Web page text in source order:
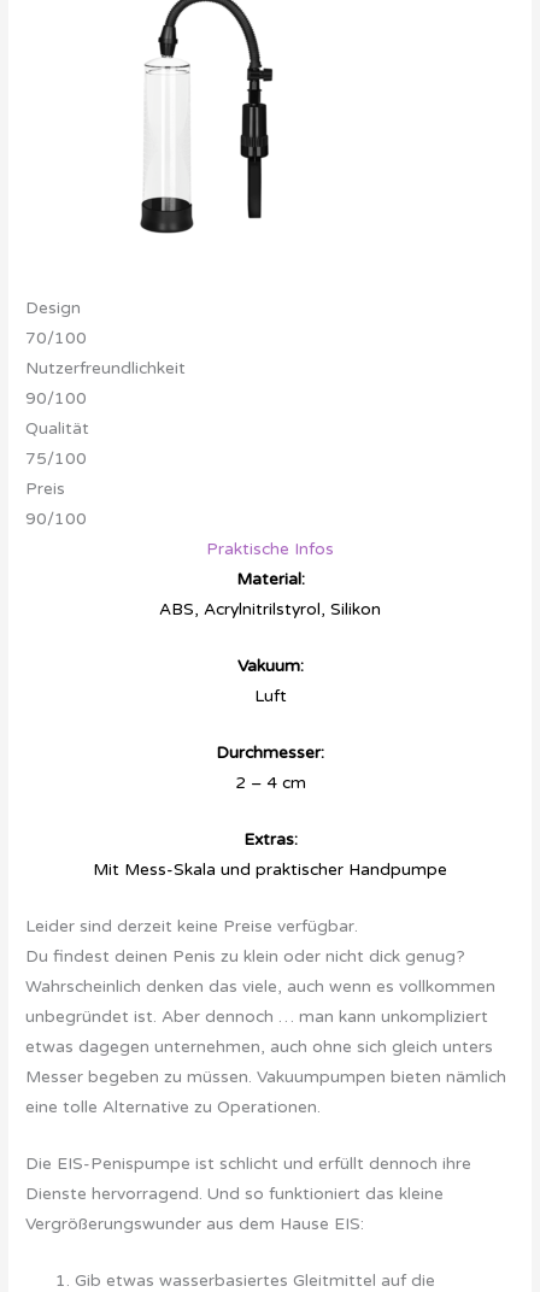
Design
70/100
Nutzerfreundlichkeit
90/100
Qualität
75/100
Preis
90/100
Praktische Infos
Material:
ABS, Acrylnitrilstyrol, Silikon
Vakuum:
Luft
Durchmesser:
2 – 4 cm
Extras:
Mit Mess-Skala und praktischer Handpumpe
Leider sind derzeit keine Preise verfügbar.
Du findest deinen Penis zu klein oder nicht dick genug?
Wahrscheinlich denken das viele, auch wenn es vollkommen
unbegründet ist. Aber dennoch … man kann unkompliziert
etwas dagegen unternehmen, auch ohne sich gleich unters
Messer begeben zu müssen. Vakuumpumpen bieten nämlich
eine tolle Alternative zu Operationen.
Die EIS-Penispumpe ist schlicht und erfüllt dennoch ihre
Dienste hervorragend. Und so funktioniert das kleine
Vergrößerungswunder aus dem Hause EIS:
Gib etwas wasserbasiertes Gleitmittel auf die